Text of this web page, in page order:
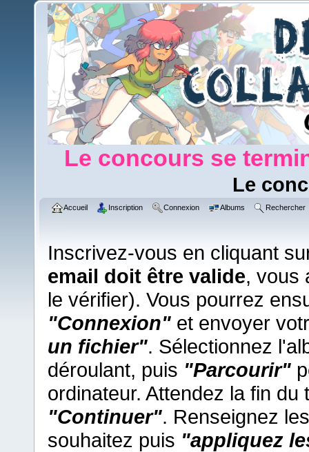
Le concours se
Le
Accueil Inscription Connexion Albums Rechercher
Inscrivez-vous en cliquant
email doit être valide, vous
le vérifier). Vous pourrez
"Connexion" et envoyer
un fichier". Sélectionnez
déroulant, puis "Parcourir"
ordinateur. Attendez la fin
"Continuer". Renseignez
souhaitez puis "appliquez